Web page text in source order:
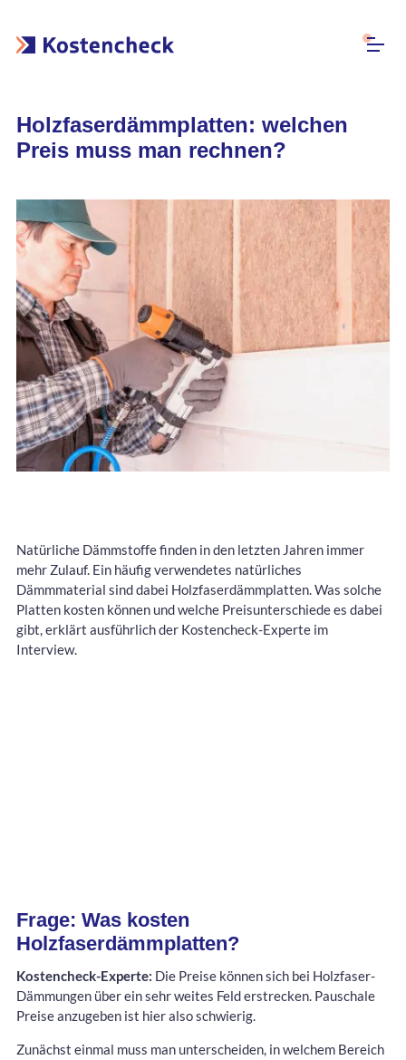
Holzfaserdämmplatten: welchen
Preis muss man rechnen?
Natürliche Dämmstoffe finden in den letzten Jahren immer
mehr Zulauf. Ein häufig verwendetes natürliches
Dämmmaterial sind dabei Holzfaserdämmplatten. Was solche
Platten kosten können und welche Preisunterschiede es dabei
gibt, erklärt ausführlich der Kostencheck-Experte im
Interview.
Frage: Was kosten
Holzfaserdämmplatten?
Kostencheck-Experte: Die Preise können sich bei Holzfaser-
Dämmungen über ein sehr weites Feld erstrecken. Pauschale
Preise anzugeben ist hier also schwierig.
Zunächst einmal muss man unterscheiden, in welchem Bereich